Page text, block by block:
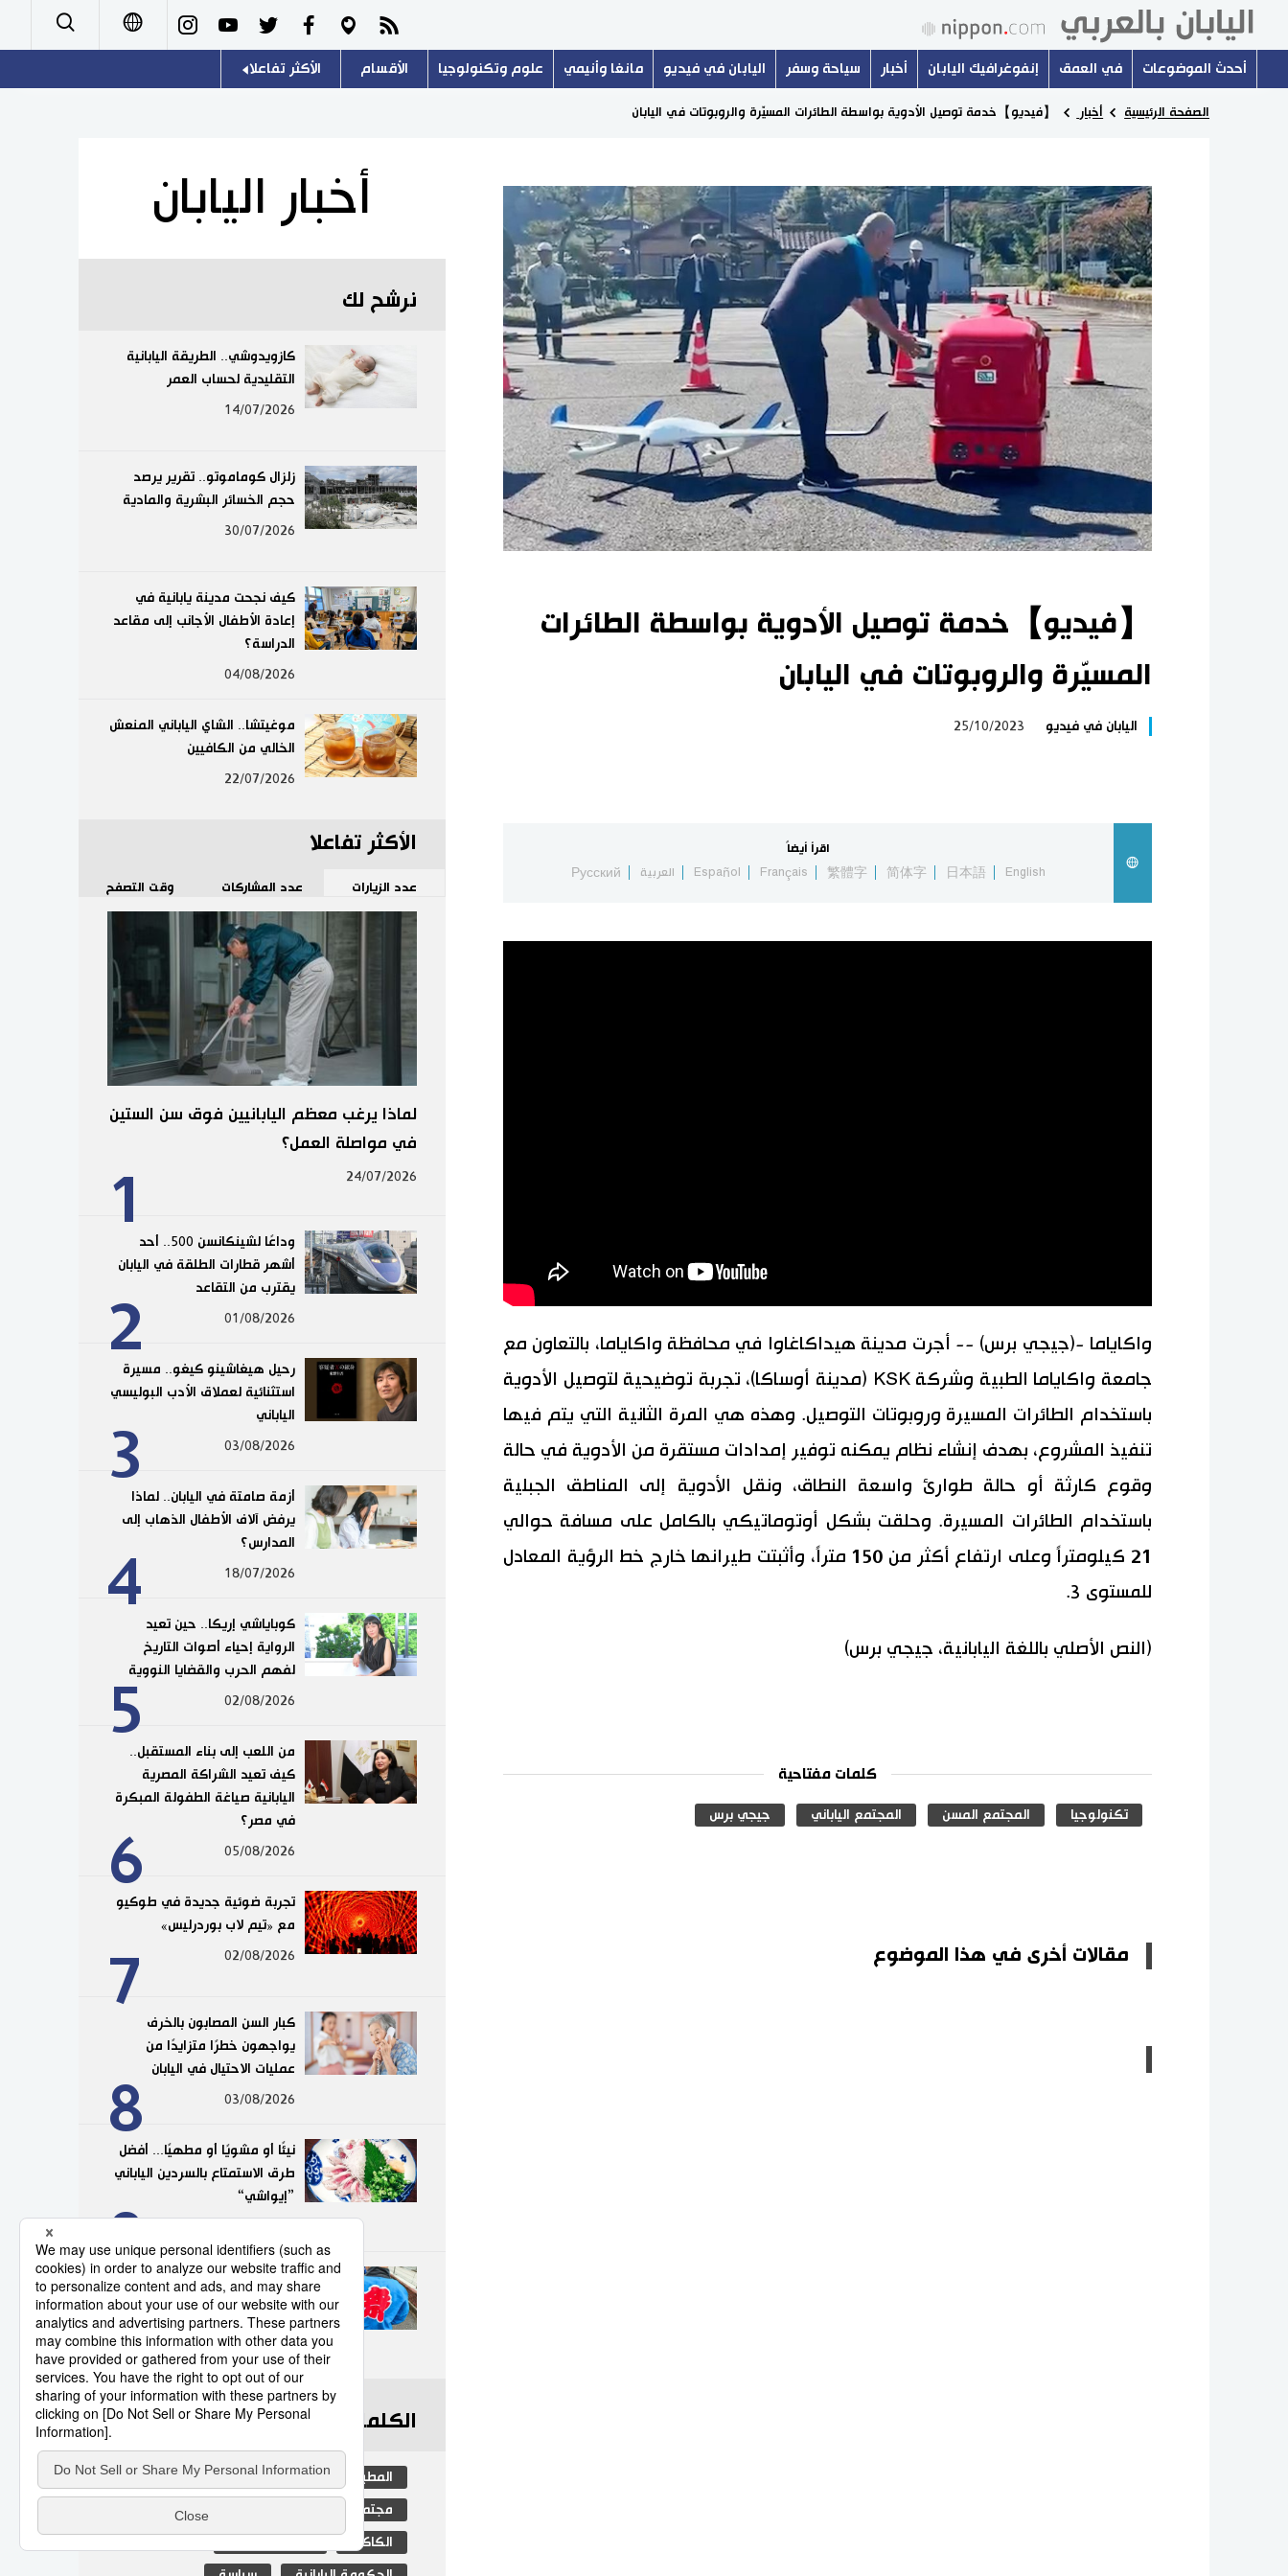
Русский
أحدث الموضوعات في العمق إنفوغرافيك اليابان أخبار سياحة وسفر اليابان في فيديو مانغا وأنيمي علوم وتكنولوجيا الأقسام
تجارب وآراء
سياسة
اقتصاد
مجتمع
طوكيو
الأكثر تفاعلا
هو وهي
المطبخ الياباني
الصفحة الرئيسية أخبار 【فيديو】خدمة توصيل الأدوية بواسطة الطائرات المسيّرة والروبوتات في اليابان
【فيديو】خدمة توصيل الأدوية بواسطة الطائرات
المسيّرة والروبوتات في اليابان
اليابان في فيديو 25/10/2023
اقرأ أيضاً
English
日本語
简体字
繁體字
Français
Español العربية Русский
واكاياما -(جيجي برس) -- أجرت مدينة هيداكاغاوا في محافظة واكاياما، بالتعاون مع
جامعة واكاياما الطبية وشركة KSK (مدينة أوساكا)، تجربة توضيحية لتوصيل الأدوية
باستخدام الطائرات المسيرة وروبوتات التوصيل. وهذه هي المرة الثانية التي يتم فيها
تنفيذ المشروع، بهدف إنشاء نظام يمكنه توفير إمدادات مستقرة من الأدوية في حالة
وقوع كارثة أو حالة طوارئ واسعة النطاق، ونقل الأدوية إلى المناطق الجبلية
باستخدام الطائرات المسيرة. وحلقت بشكل أوتوماتيكي بالكامل على مسافة حوالي
21 كيلومتراً وعلى ارتفاع أكثر من 150 متراً، وأثبتت طيرانها خارج خط الرؤية المعادل
للمستوى 3.
(النص الأصلي باللغة اليابانية، جيجي برس)
كلمات مفتاحية
تكنولوجيا المجتمع المسن المجتمع الياباني جيجي برس
مقالات أخرى في هذا الموضوع
أخبار اليابان
نرشح لك
كازويدوشي.. الطريقة اليابانية
التقليدية لحساب العمر
14/07/2026
زلزال كوماموتو.. تقرير يرصد
حجم الخسائر البشرية والمادية
30/07/2026
كيف نجحت مدينة يابانية في
إعادة الأطفال الأجانب إلى مقاعد
الدراسة؟
04/08/2026
موغيتشا.. الشاي الياباني المنعش
الخالي من الكافيين
22/07/2026
الأكثر تفاعلا
عدد الزيارات عدد المشاركات وقت التصفح
1
لماذا يرغب معظم اليابانيين فوق سن الستين
في مواصلة العمل؟
24/07/2026
2
وداعًا لشينكانسن 500.. أحد
أشهر قطارات الطلقة في اليابان
يقترب من التقاعد
01/08/2026
3
رحيل هيغاشينو كيغو.. مسيرة
استثنائية لعملاق الأدب البوليسي
الياباني
03/08/2026
4
أزمة صامتة في اليابان.. لماذا
يرفض آلاف الأطفال الذهاب إلى
المدارس؟
18/07/2026
5
كوباياشي إريكا.. حين تعيد
الرواية إحياء أصوات التاريخ
لفهم الحرب والقضايا النووية
02/08/2026
6
من اللعب إلى بناء المستقبل..
كيف تعيد الشراكة المصرية
اليابانية صياغة الطفولة المبكرة
في مصر؟
05/08/2026
7
تجربة ضوئية جديدة في طوكيو
مع «تيم لاب بوردرليس»
02/08/2026
8
كبار السن المصابون بالخرف
يواجهون خطرًا متزايدًا من
عمليات الاحتيال في اليابان
03/08/2026
9
نيئًا أو مشويًا أو مطهيًا... أفضل
طرق الاستمتاع بالسردين الياباني
”إيواشي“
10
”هابي“.. السترة التقليدية التي
تضفي روحًا خاصة على
المهرجانات اليابانية
05/08/2026
الكلمات الأكثر بحثا
المطبخ الياباني ثقافة اليابان
مجتمع المجتمع الياباني
الكاكي